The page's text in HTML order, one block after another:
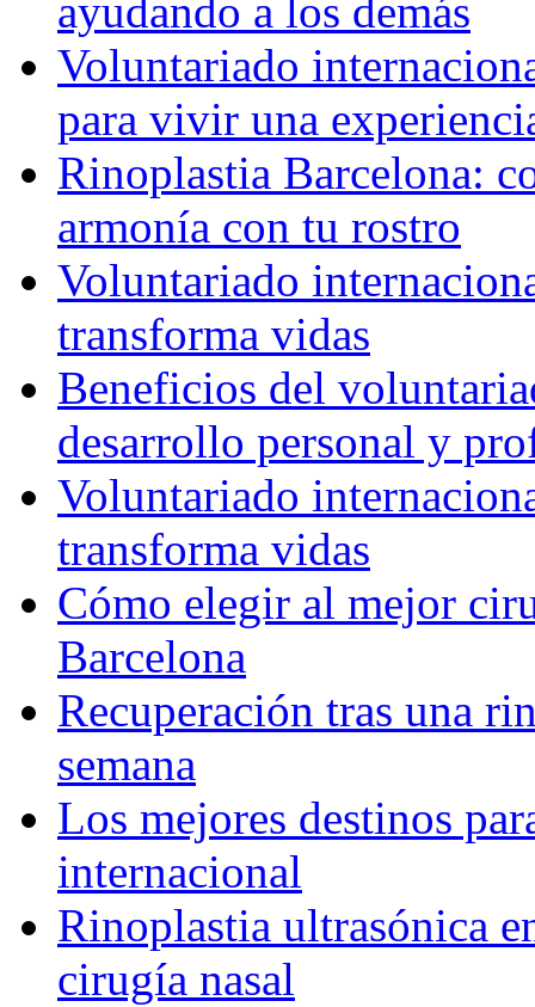
ayudando a los demás
Voluntariado
para vivir una
Rinoplastia Barcelona:
armonía con tu rostro
Voluntariado
transforma vidas
Beneficios del
desarrollo personal y
Voluntariado
transforma vidas
Cómo elegir al mejor
Barcelona
Recuperación tras una
semana
Los mejores destinos
internacional
Rinoplastia ultrasónica
cirugía nasal